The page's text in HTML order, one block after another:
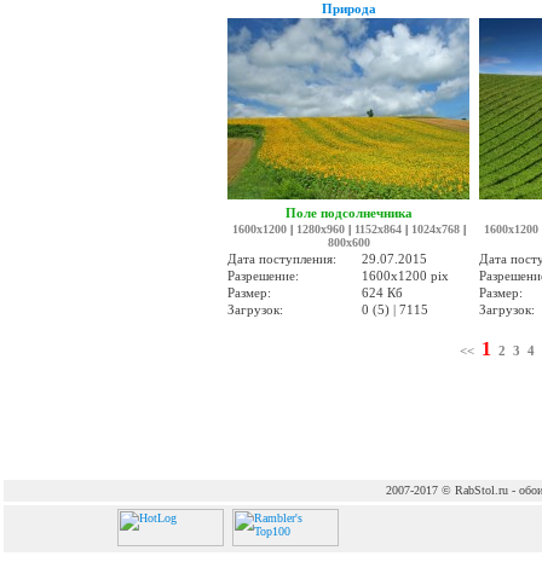
Природа
Поле подсолнечника
1600x1200| 1280x960| 1152x864| 1024x768|
800x600
Дата поступления:
29.07.2015
Разрешение:
1600x1200 pix
Размер:
624 Кб
Загрузок:
0 (5) | 7115
1600x1200
Дата
Размер:
Загрузок:
<< 1 2 3 4
2007-2017 © RabStol.ru - обои